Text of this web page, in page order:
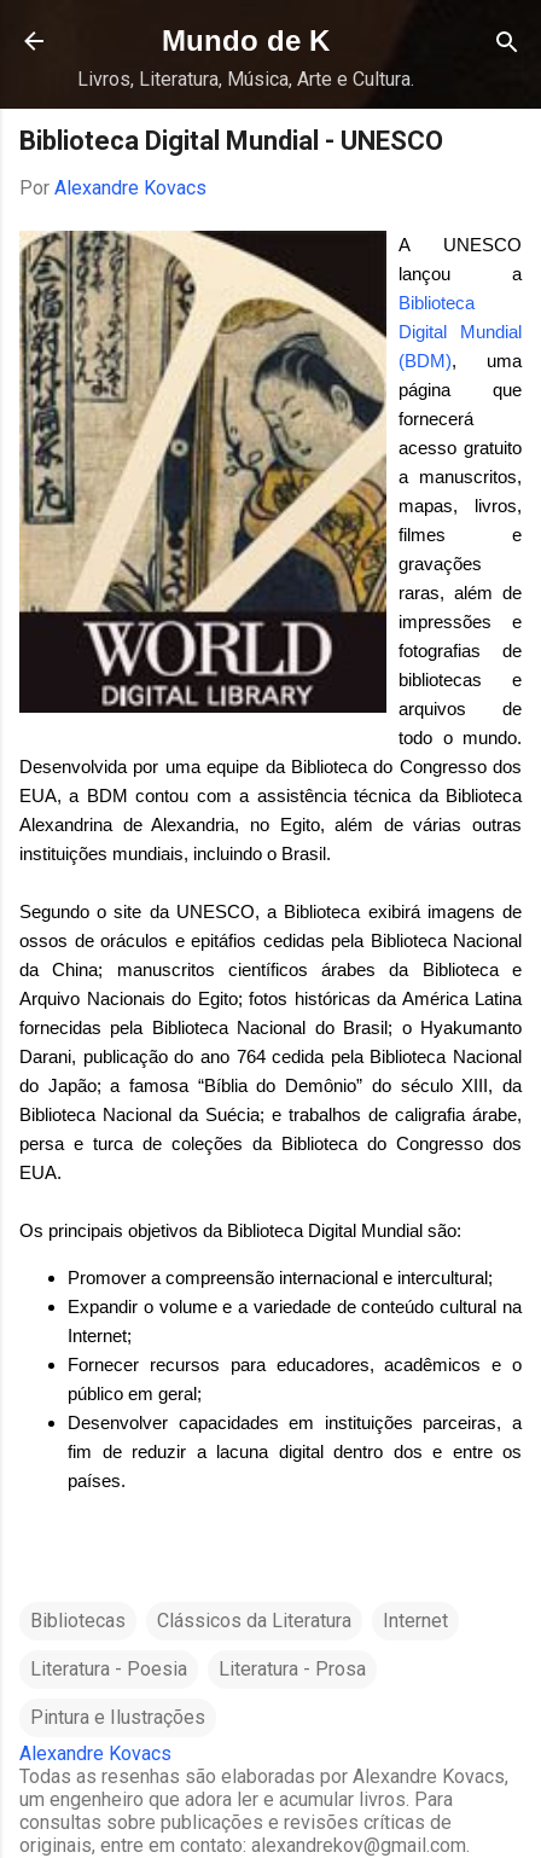
Pular para o conteúdo principal
Mundo de K
Livros, Literatura, Música, Arte e Cultura.
Biblioteca Digital Mundial - UNESCO
Por Alexandre Kovacs
A UNESCO
lançou a
Biblioteca
Digital Mundial
(BDM), uma
página que
fornecerá
acesso gratuito
a manuscritos,
mapas, livros,
filmes e
gravações
raras, além de
impressões e
fotografias de
bibliotecas e
arquivos de
todo o mundo.
Desenvolvida por uma equipe da Biblioteca do Congresso dos
EUA, a BDM contou com a assistência técnica da Biblioteca
Alexandrina de Alexandria, no Egito, além de várias outras
instituições mundiais, incluindo o Brasil.
Segundo o site da UNESCO, a Biblioteca exibirá imagens de
ossos de oráculos e epitáfios cedidas pela Biblioteca Nacional
da China; manuscritos científicos árabes da Biblioteca e
Arquivo Nacionais do Egito; fotos históricas da América Latina
fornecidas pela Biblioteca Nacional do Brasil; o Hyakumanto
Darani, publicação do ano 764 cedida pela Biblioteca Nacional
do Japão; a famosa “Bíblia do Demônio” do século XIII, da
Biblioteca Nacional da Suécia; e trabalhos de caligrafia árabe,
persa e turca de coleções da Biblioteca do Congresso dos
EUA.
Os principais objetivos da Biblioteca Digital Mundial são:
Promover a compreensão internacional e intercultural;
Expandir o volume e a variedade de conteúdo cultural na
Internet;
Fornecer recursos para educadores, acadêmicos e o
público em geral;
Desenvolver capacidades em instituições parceiras, a
fim de reduzir a lacuna digital dentro dos e entre os
países.
Bibliotecas Clássicos da Literatura Internet
Literatura - Poesia Literatura - Prosa
Pintura e Ilustrações
Alexandre Kovacs
Todas as resenhas são elaboradas por Alexandre Kovacs,
um engenheiro que adora ler e acumular livros. Para
consultas sobre publicações e revisões críticas de
originais, entre em contato: alexandrekov@gmail.com.